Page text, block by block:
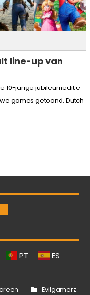
line-up van
10-jarige jubileumeditie
games getoond. Dutch
PT ES
Evilgamerz